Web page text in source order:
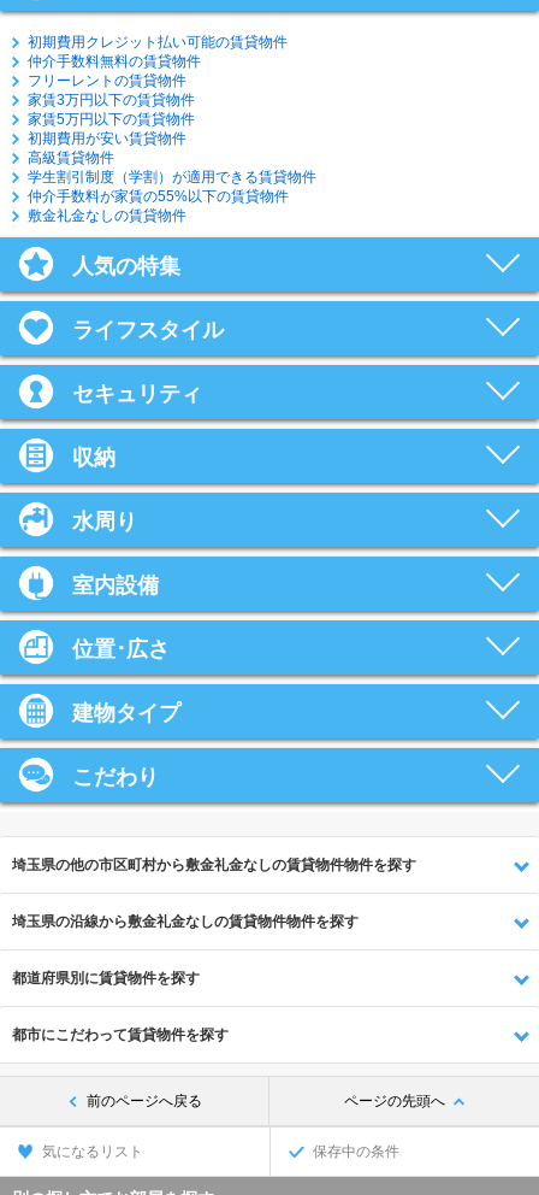
初期費用クレジット払い可能の賃貸物件
仲介手数料無料の賃貸物件
フリーレントの賃貸物件
家賃3万円以下の賃貸物件
家賃5万円以下の賃貸物件
初期費用が安い賃貸物件
高級賃貸物件
学生割引制度（学割）が適用できる賃貸物件
仲介手数料が家賃の55%以下の賃貸物件
敷金礼金なしの賃貸物件
人気の特集
ライフスタイル
セキュリティ
収納
水周り
室内設備
位置･広さ
建物タイプ
こだわり
埼玉県の他の市区町村から敷金礼金なしの賃貸物件物件を探す
埼玉県の沿線から敷金礼金なしの賃貸物件物件を探す
都道府県別に賃貸物件を探す
都市にこだわって賃貸物件を探す
前のページへ戻る ページの先頭へ
気になるリスト 保存中の条件